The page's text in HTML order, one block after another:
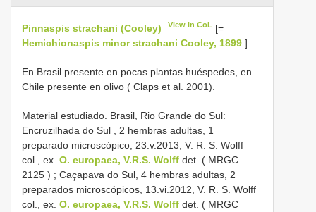
Pinnaspis strachani (Cooley) View in CoL [=
Hemichionaspis minor strachani Cooley, 1899 ]
En Brasil presente en pocas plantas huéspedes, en
Chile presente en olivo ( Claps et al. 2001).
Material estudiado. Brasil, Rio Grande do Sul:
Encruzilhada do Sul , 2 hembras adultas, 1
preparado microscópico, 23.v.2013, V. R. S. Wolff
col., ex. O. europaea, V.R.S. Wolff det. ( MRGC
2125 ) ; Caçapava do Sul, 4 hembras adultas, 2
preparados microscópicos, 13.vi.2012, V. R. S. Wolff
col., ex. O. europaea, V.R.S. Wolff det. ( MRGC